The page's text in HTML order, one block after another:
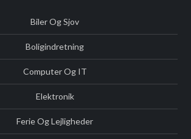
Biler Og Sjov
Boligindretning
Computer Og IT
Elektronik
Ferie Og Lejligheder